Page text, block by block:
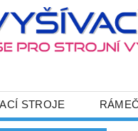
STROJE